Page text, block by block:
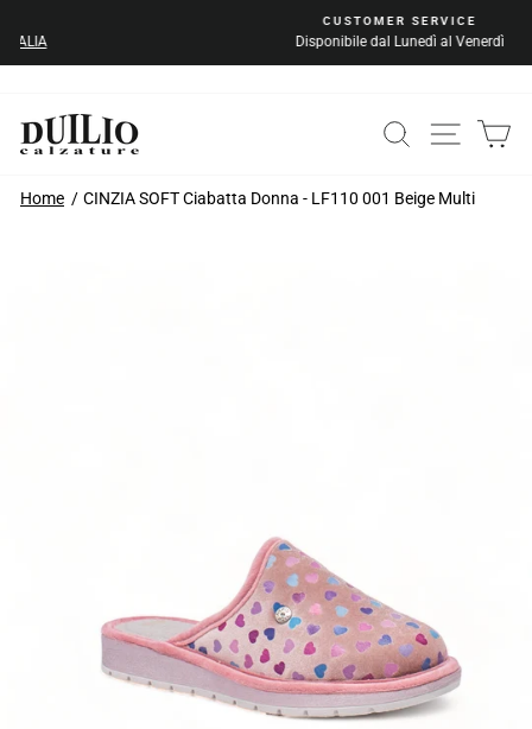
contenuto
Metti
CUSTOMER SERVICE
Disponibile dal Lunedì al Venerdì
CERCA
Home CINZIA SOFT Ciabatta Donna - LF110 001 Beige Multi